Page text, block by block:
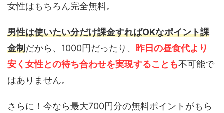
女性はもちろん完全無料。
男性は使いたい分だけ課金すればOKなポイント課
金制だから、1000円だったり、 昨日の昼食代より
安く女性との待ち合わせを実現することも不可能で
はありません。
さらに！今なら最大700円分の無料ポイントがもら